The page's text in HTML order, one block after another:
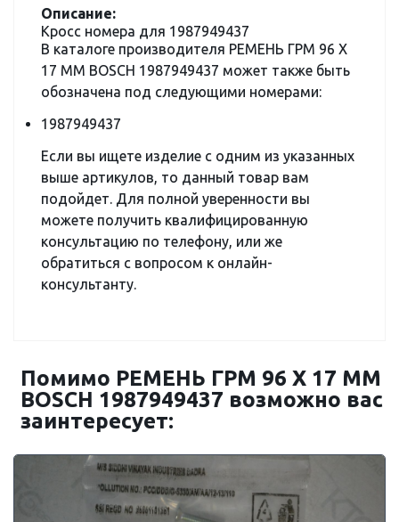
Описание:
Кросс номера для 1987949437
В каталоге производителя РЕМЕНЬ ГРМ 96 X
17 MM BOSCH 1987949437 может также быть
обозначена под следующими номерами:
1987949437
Если вы ищете изделие с одним из указанных
выше артикулов, то данный товар вам
подойдет. Для полной уверенности вы
можете получить квалифицированную
консультацию по телефону, или же
обратиться с вопросом к онлайн-
консультанту.
Помимо РЕМЕНЬ ГРМ 96 X 17 MM
BOSCH 1987949437 возможно вас
заинтересует: